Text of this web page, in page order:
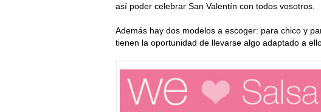
así poder celebrar San Valentín con todos vosotros.
Además hay dos modelos a escoger: para chico y
tienen la oportunidad de llevarse algo adaptado a